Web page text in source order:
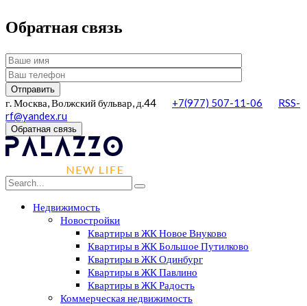
Обратная связь
г. Москва, Волжский бульвар, д.44 +7(977) 507-11-06
RSS-
rf@yandex.ru
Обратная связь
Недвижимость
Новостройки
Квартиры в ЖК Новое Внуково
Квартиры в ЖК Большое Путилково
Квартиры в ЖК Одинбург
Квартиры в ЖК Павлино
Квартиры в ЖК Радость
Коммерческая недвижимость